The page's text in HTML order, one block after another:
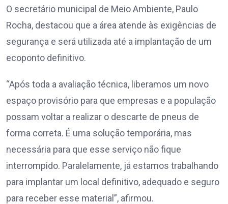
O secretário municipal de Meio Ambiente, Paulo
Rocha, destacou que a área atende às exigências de
segurança e será utilizada até a implantação de um
ecoponto definitivo.
“Após toda a avaliação técnica, liberamos um novo
espaço provisório para que empresas e a população
possam voltar a realizar o descarte de pneus de
forma correta. É uma solução temporária, mas
necessária para que esse serviço não fique
interrompido. Paralelamente, já estamos trabalhando
para implantar um local definitivo, adequado e seguro
para receber esse material”, afirmou.